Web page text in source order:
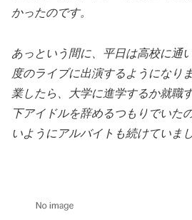
かったのです。
あっという間に、平日は高校に通
度のライブに出演するようになり
業したら、大学に進学するか就職
下アイドルを辞めるつもりでいた
いようにアルバイトも続けていまし